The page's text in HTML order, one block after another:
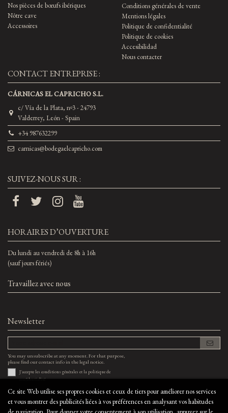
Nos pièces de bœufs ibériques
Nôtre cave
Accessoires
Conditions générales de vente
Mentions légales
Politique de confidentialité
Politique de cookies
Accesibilidad
Nous contacter
CONTACT ENTREPRISE :
CÁRNICAS EL CAPRICHO S.L.
c/ Vía de la Plata, nº3 - 24793
Valderrey, León - Spain
+34 987632299
carnicas@bodegaelcapricho.com
SUIVEZ-NOUS SUR :
Ce site Web utilise ses propres cookies et ceux de tiers pour améliorer nos services
et vous montrer des publicités liées à vos préférences en analysant vos habitudes
HORAIRES D’OUVERTURE
Du lundi au vendredi de 8h à 16h
(sauf jours fériés)
Travaillez avec nous
Newsletter
You may unsubscribe at any moment. For that purpose,
please find our contact info in the legal notice.
J'accepte les conditions générales et la politique de
confidentialité